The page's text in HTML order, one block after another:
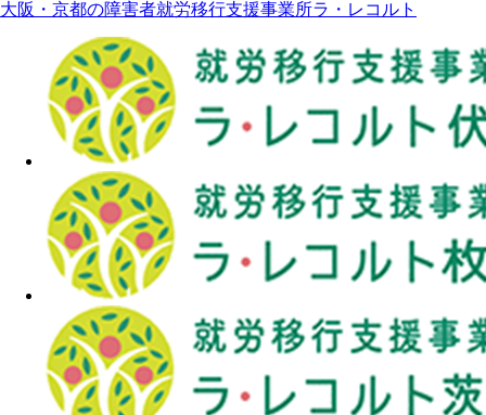
大阪・京都の障害者就労移行支援事業所ラ・レコルト